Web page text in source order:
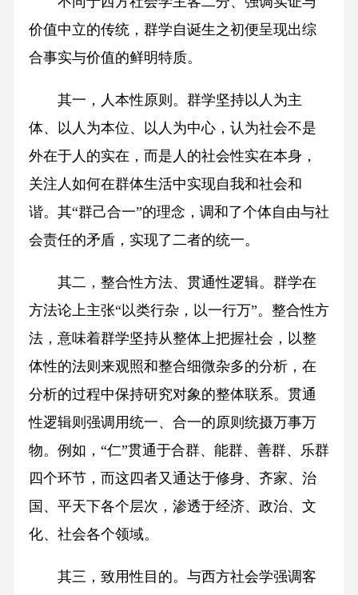
价值中立的传统，群学自诞生之初便呈现出综
合事实与价值的鲜明特质。
其一，人本性原则。群学坚持以人为主
体、以人为本位、以人为中心，认为社会不是
外在于人的实在，而是人的社会性实在本身，
关注人如何在群体生活中实现自我和社会和
谐。其“群己合一”的理念，调和了个体自由与社
会责任的矛盾，实现了二者的统一。
其二，整合性方法、贯通性逻辑。群学在
方法论上主张“以类行杂，以一行万”。整合性方
法，意味着群学坚持从整体上把握社会，以整
体性的法则来观照和整合细微杂多的分析，在
分析的过程中保持研究对象的整体联系。贯通
性逻辑则强调用统一、合一的原则统摄万事万
物。例如，“仁”贯通于合群、能群、善群、乐群
四个环节，而这四者又通达于修身、齐家、治
国、平天下各个层次，渗透于经济、政治、文
化、社会各个领域。
其三，致用性目的。与西方社会学强调客